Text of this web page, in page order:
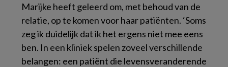
Marijke heeft geleerd om, met behoud van de
relatie, op te komen voor haar patiënten. ‘Soms
zeg ik duidelijk dat ik het ergens niet mee eens
ben. In een kliniek spelen zoveel verschillende
belangen: een patiënt die levensveranderende